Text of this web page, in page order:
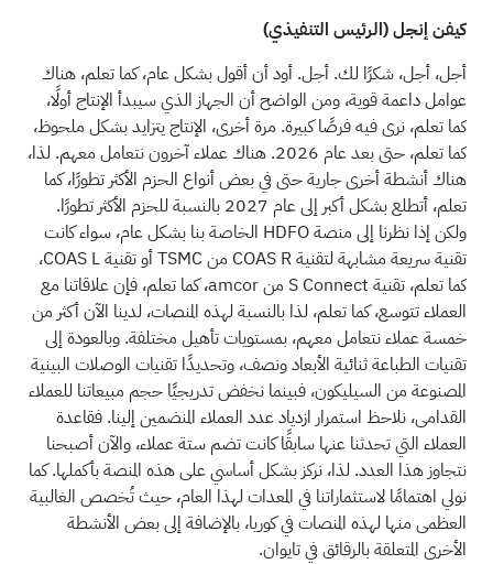
كيفن إنجل (الرئيس التنفيذي)
أجل، أجل، شكرًا لك. أجل. أود أن أقول بشكل عام، كما تعلم، هناك
عوامل داعمة قوية، ومن الواضح أن الجهاز الذي سيبدأ الإنتاج أولًا،
كما تعلم، نرى فيه فرصًا كبيرة. مرة أخرى، الإنتاج يتزايد بشكل ملحوظ،
كما تعلم، حتى بعد عام 2026. هناك عملاء آخرون نتعامل معهم. لذا،
هناك أنشطة أخرى جارية حتى في بعض أنواع الحزم الأكثر تطورًا، كما
تعلم، أتطلع بشكل أكبر إلى عام 2027 بالنسبة للحزم الأكثر تطورًا.
ولكن إذا نظرنا إلى منصة HDFO الخاصة بنا بشكل عام، سواء كانت
تقنية سريعة مشابهة لتقنية COAS R من TSMC أو تقنية COAS L،
كما تعلم، تقنية S Connect من amcor، كما تعلم، فإن علاقاتنا مع
العملاء تتوسع، كما تعلم، لذا بالنسبة لهذه المنصات، لدينا الآن أكثر من
خمسة عملاء نتعامل معهم، بمستويات تأهيل مختلفة. وبالعودة إلى
تقنيات الطباعة ثنائية الأبعاد ونصف، وتحديدًا تقنيات الوصلات البينية
المصنوعة من السيليكون، فبينما نخفض تدريجيًا حجم مبيعاتنا للعملاء
القدامى، نلاحظ استمرار ازدياد عدد العملاء المنضمين إلينا. فقاعدة
العملاء التي تحدثنا عنها سابقًا كانت تضم ستة عملاء، والآن أصبحنا
نتجاوز هذا العدد. لذا، نركز بشكل أساسي على هذه المنصة بأكملها. كما
نولي اهتمامًا لاستثماراتنا في المعدات لهذا العام، حيث تُخصص الغالبية
العظمى منها لهذه المنصات في كوريا، بالإضافة إلى بعض الأنشطة
الأخرى المتعلقة بالرقائق في تايوان.